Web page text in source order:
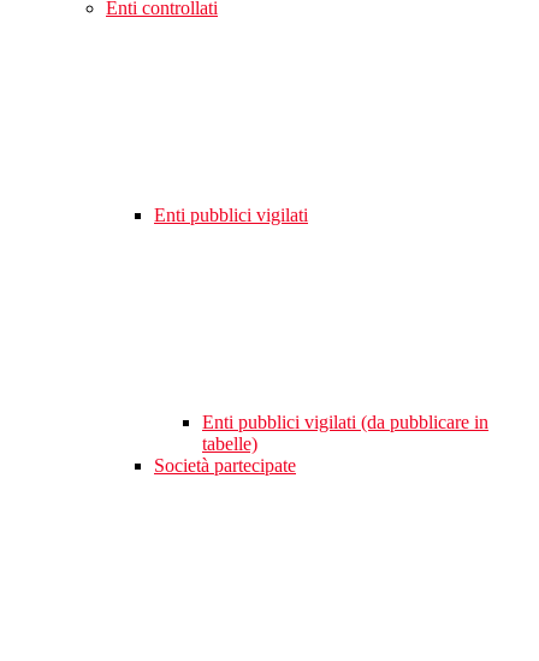
Enti controllati
Enti pubblici vigilati
Enti pubblici vigilati (da pubblicare in
tabelle)
Società partecipate